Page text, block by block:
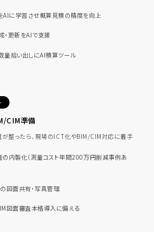
AIに学習させ概算見積の精度を向上
・更新をAIで支援
量拾い出しにAI積算ツール
CIM準備
整ったら、現場のICT化やBIM/CIM対応に着手
の内製化（測量コスト年間200万円削減事例あ
の図面共有・写真管理
図面審査本格導入に備える